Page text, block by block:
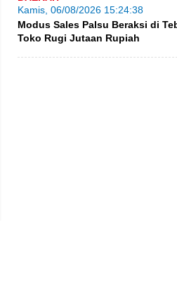
Kamis, 06/08/2026 15:24:38
Modus Sales Palsu Beraksi di
Toko Rugi Jutaan Rupiah